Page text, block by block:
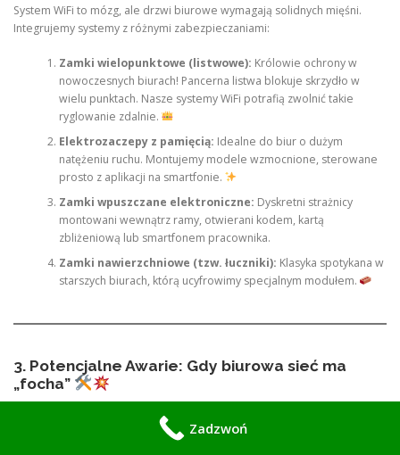
System WiFi to mózg, ale drzwi biurowe wymagają solidnych mięśni.
Integrujemy systemy z różnymi zabezpieczaniami:
Zamki wielopunktowe (listwowe): Królowie ochrony w
nowoczesnych biurach! Pancerna listwa blokuje skrzydło w
wielu punktach. Nasze systemy WiFi potrafią zwolnić takie
ryglowanie zdalnie.
Elektrozaczepy z pamięcią: Idealne do biur o dużym
natężeniu ruchu. Montujemy modele wzmocnione, sterowane
prosto z aplikacji na smartfonie.
Zamki wpuszczane elektroniczne: Dyskretni strażnicy
montowani wewnątrz ramy, otwierani kodem, kartą
zbliżeniową lub smartfonem pracownika.
Zamki nawierzchniowe (tzw. łuczniki): Klasyka spotykana w
starszych biurach, którą ucyfrowimy specjalnym modułem.
3. Potencjalne Awarie: Gdy biurowa sieć ma
„focha”
Elektronika bywa złośliwa jak zepsuty ekspres do kawy w poniedziałek
rano. Co naprawiamy najczęściej w biurach?
Zadzwoń